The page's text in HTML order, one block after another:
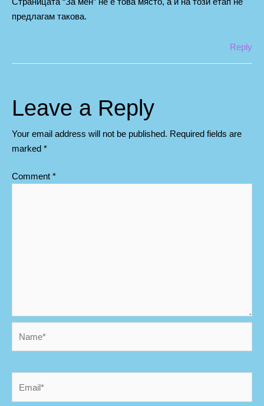
предлагам такова.
Reply
Leave a Reply
Your email address will not be published. Required fields are
marked *
Comment *